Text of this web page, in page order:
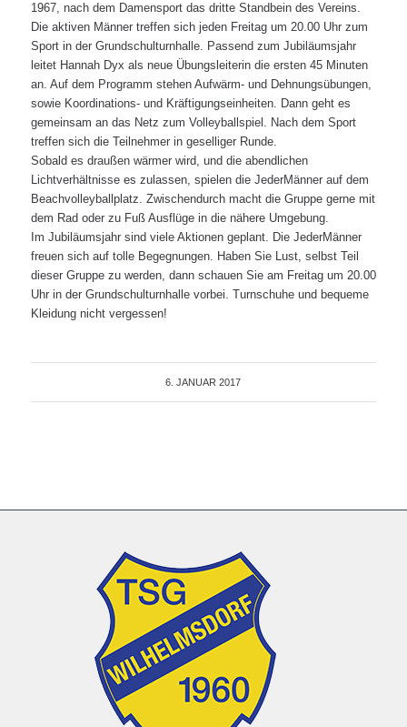
1967, nach dem Damensport das dritte Standbein des Vereins.
Die aktiven Männer treffen sich jeden Freitag um 20.00 Uhr zum
Sport in der Grundschulturnhalle. Passend zum Jubiläumsjahr
leitet Hannah Dyx als neue Übungsleiterin die ersten 45 Minuten
an. Auf dem Programm stehen Aufwärm- und Dehnungsübungen,
sowie Koordinations- und Kräftigungseinheiten. Dann geht es
gemeinsam an das Netz zum Volleyballspiel. Nach dem Sport
treffen sich die Teilnehmer in geselliger Runde.
Sobald es draußen wärmer wird, und die abendlichen
Lichtverhältnisse es zulassen, spielen die JederMänner auf dem
Beachvolleyballplatz. Zwischendurch macht die Gruppe gerne mit
dem Rad oder zu Fuß Ausflüge in die nähere Umgebung.
Im Jubiläumsjahr sind viele Aktionen geplant. Die JederMänner
freuen sich auf tolle Begegnungen. Haben Sie Lust, selbst Teil
dieser Gruppe zu werden, dann schauen Sie am Freitag um 20.00
Uhr in der Grundschulturnhalle vorbei. Turnschuhe und bequeme
Kleidung nicht vergessen!
6. JANUAR 2017